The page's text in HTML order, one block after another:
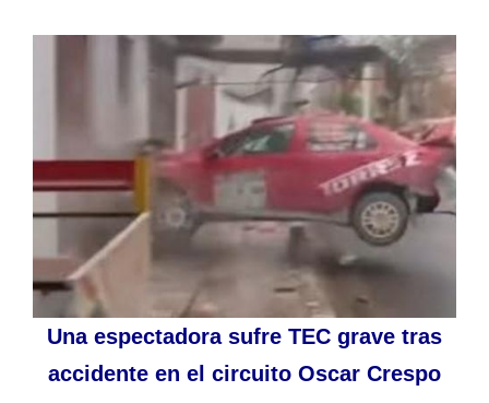
Una espectadora sufre TEC grave tras
accidente en el circuito Oscar Crespo